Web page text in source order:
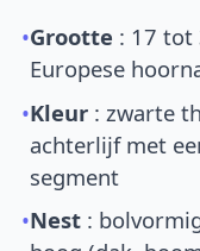
•Grootte : 17 tot
Europese
•Kleur : zwarte
achterlijf met
segment
•Nest :